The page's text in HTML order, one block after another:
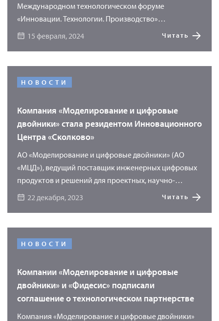
Международном технологическом форуме
«Инновации. Технологии. Производство»
специалисты компании «Моделирование и
(Универсального Методического Комплекса
Актуальных материалов) для хранения и обработки
программы «УМКА» позволяет перейти на новый
уровень сквозного проектирования, где точкой
начала проектирования является материал.
15 февраля, 2024 Читать
НОВОСТИ
Компания «Моделирование и цифровые
двойники» стала резидентом Инновационного
Центра «Сколково»
АО «Моделирование и цифровые двойники» (АО
«МЦД»), ведущий поставщик инженерных цифровых
продуктов и решений для проектных, научно-
исследовательских и производственных
22 декабря, 2023 Читать
НОВОСТИ
Компании «Моделирование и цифровые
двойники» и «Фидесис» подписали
соглашение о технологическом партнерстве
Компания «Моделирование и цифровые двойники»